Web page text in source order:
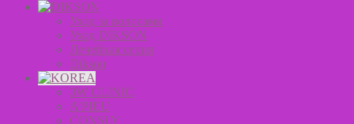
Уход за волосами
Уход DIKSON
Лечебная серия
Dikson
3W CLINIC
A’PIEU
CONSLY